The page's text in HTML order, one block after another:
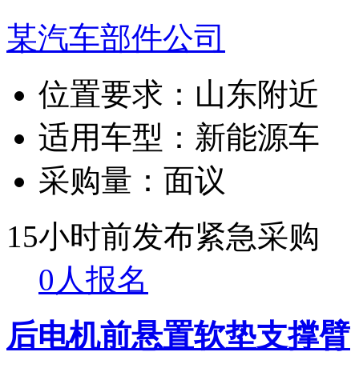
某汽车部件公司
位置要求： 山东附近
适用车型： 新能源车
采购量： 面议
15小时前发布紧急采购
0人报名
后电机前悬置软垫支撑臂